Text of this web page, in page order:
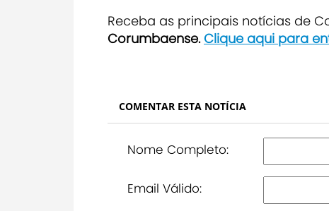
Receba as principais notícias de
Corumbaense.Clique aqui para
COMENTAR ESTA NOTÍCIA
Nome Completo:
Email Válido: